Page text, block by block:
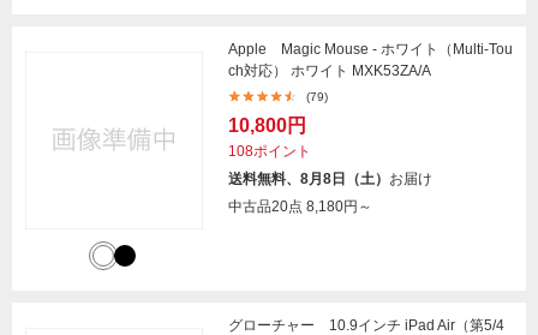
Apple Magic Mouse - ホワイト（Multi-Tou
ch対応） ホワイト MXK53ZA/A
(79)
10,800円
108ポイント
送料無料、8月8日（土） お届け
中古品20点 8,180円～
グローチャー 10.9インチ iPad Air（第5/4